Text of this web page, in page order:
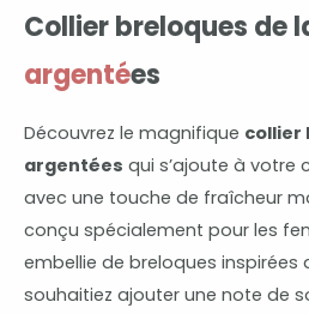
Collier breloques de
argentées
Découvrez le magnifique collier
argentées qui s’ajoute à votre
avec une touche de fraîcheur
conçu spécialement pour les
embellie de breloques inspirées
souhaitiez ajouter une note de